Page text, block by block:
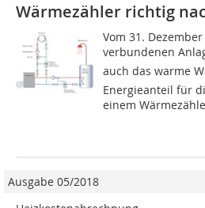
Wärmezähler richtig
Vom 31.
verbundenen
auch das warme
Energieanteil für
einem
Ausgabe 05/2018